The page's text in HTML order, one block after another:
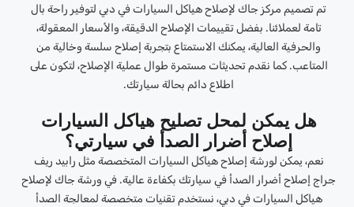
تم تصميم مركز جاك لإصلاح هياكل السيارات في دبي لتوفير راحة بال
تامة لعملائنا. بفضل تقييمات الإصلاح الدقيقة، والأسعار المعقولة،
والحرفية العالية، يمكنك الاستمتاع بتجربة إصلاح سلسة وخالية من
المتاعب. كما نقدم تحديثات مستمرة طوال عملية الإصلاح، لتكون على
اطلاع دائم بحالة سيارتك.
هل يمكن لمحل تصليح هياكل السيارات
إصلاح أضرار الصدأ في سيارتي؟
نعم، يمكن لورشة إصلاح هياكل السيارات المتخصصة مثل رابيد ريف
جراج إصلاح أضرار الصدأ في سيارتك بكفاءة عالية. في ورشة جاك لإصلاح
هياكل السيارات في دبي، نستخدم تقنيات متخصصة لمعالجة الصدأ